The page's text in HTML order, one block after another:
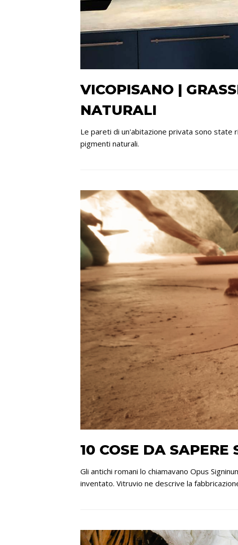
VICOPISANO |
NATURALI
Le pareti di un'abitazione privata sono state
pigmenti naturali.
10 COSE DA SAPERE
Gli antichi romani lo chiamavano Opus
inventato. Vitruvio ne descrive la